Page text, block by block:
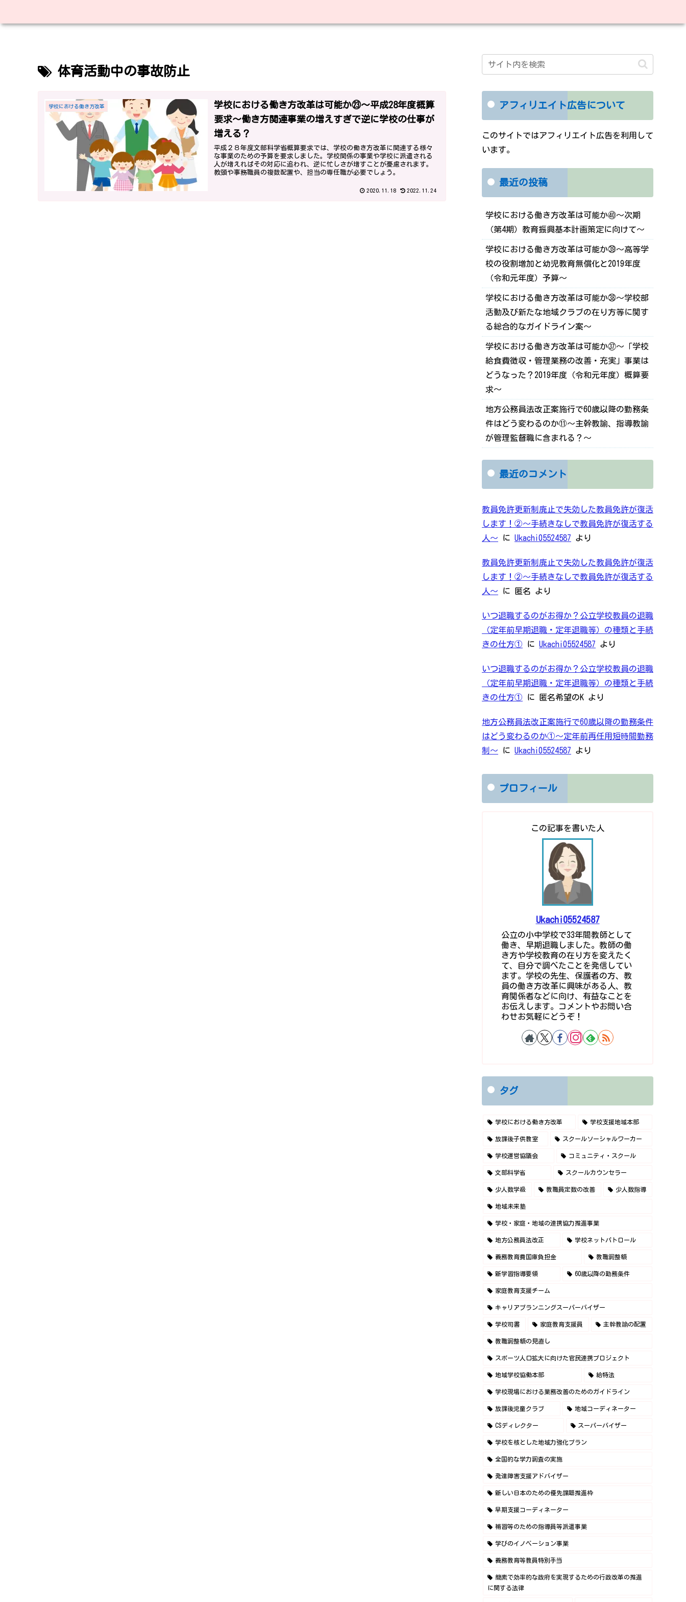
体育活動中の事故防止
学校における働き方改革
学校における働き方改革は可能か㉓～平成28年度概算
要求～働き方関連事業の増えすぎで逆に学校の仕事が
増える？
平成２８年度文部科学省概算要求では、学校の働き方改革に関連する様々
な事業のための予算を要求しました。学校関係の事業や学校に派遣される
人が増えればその対応に追われ、逆に忙しさが増すことが憂慮されます。
教頭や事務職員の複数配置や、担当の専任職が必要でしょう。
2020.11.18 2022.11.24
アフィリエイト広告について
このサイトではアフィリエイト広告を利用して
います。
最近の投稿
学校における働き方改革は可能か㊵～次期
（第4期）教育振興基本計画策定に向けて～
学校における働き方改革は可能か㊴～高等学
校の役割増加と幼児教育無償化と2019年度
（令和元年度）予算～
学校における働き方改革は可能か㊳～学校部
活動及び新たな地域クラブの在り方等に関す
る総合的なガイドライン案～
学校における働き方改革は可能か㊲～「学校
給食費徴収・管理業務の改善・充実」事業は
どうなった？2019年度（令和元年度）概算要
求～
地方公務員法改正案施行で60歳以降の勤務条
件はどう変わるのか⑪～主幹教諭、指導教諭
が管理監督職に含まれる？～
最近のコメント
教員免許更新制廃止で失効した教員免許が復活
します！②～手続きなしで教員免許が復活する
人～ に Ukachi05524587 より
教員免許更新制廃止で失効した教員免許が復活
します！②～手続きなしで教員免許が復活する
人～ に 匿名 より
いつ退職するのがお得か？公立学校教員の退職
（定年前早期退職・定年退職等）の種類と手続
きの仕方① に Ukachi05524587 より
いつ退職するのがお得か？公立学校教員の退職
（定年前早期退職・定年退職等）の種類と手続
きの仕方① に 匿名希望のK より
地方公務員法改正案施行で60歳以降の勤務条件
はどう変わるのか①～定年前再任用短時間勤務
制～ に Ukachi05524587 より
プロフィール
この記事を書いた人
Ukachi05524587
公立の小中学校で33年間教師として
働き、早期退職しました。教師の働
き方や学校教育の在り方を変えたく
て、自分で調べたことを発信してい
ます。学校の先生、保護者の方、教
員の働き方改革に興味がある人、教
育関係者などに向け、有益なことを
お伝えします。コメントやお問い合
わせお気軽にどうぞ！
タグ
学校における働き方改革 学校支援地域本部
放課後子供教室 スクールソーシャルワーカー
学校運営協議会 コミュニティ・スクール
文部科学省 スクールカウンセラー
少人数学級 教職員定数の改善 少人数指導
地域未来塾
学校・家庭・地域の連携協力推進事業
地方公務員法改正 学校ネットパトロール
義務教育費国庫負担金 教職調整額
新学習指導要領 60歳以降の勤務条件
家庭教育支援チーム
キャリアプランニングスーパーバイザー
学校司書 家庭教育支援員 主幹教諭の配置
教職調整額の見直し
スポーツ人口拡大に向けた官民連携プロジェクト
地域学校協働本部 給特法
学校現場における業務改善のためのガイドライン
放課後児童クラブ 地域コーディネーター
CSディレクター スーパーバイザー
学校を核とした地域力強化プラン
全国的な学力調査の実施
発達障害支援アドバイザー
新しい日本のための優先課題推進枠
早期支援コーディネーター
補習等のための指導員等派遣事業
学びのイノベーション事業
義務教育等教員特別手当
簡素で効率的な政府を実現するための行政改革の推進
に関する法律